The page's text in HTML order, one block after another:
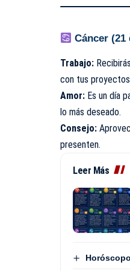
Cáncer
Trabajo:
con tus
Amor: Es un día
lo más deseado.
Consejo:
presenten.
Leer Más